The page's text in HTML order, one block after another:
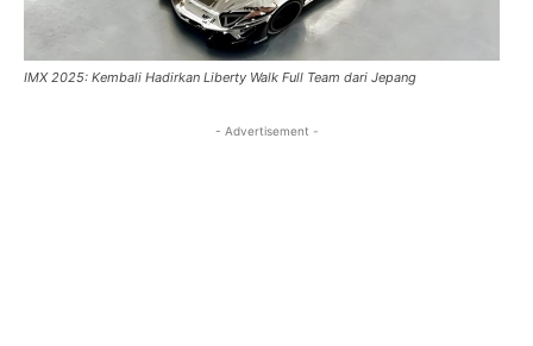
IMX 2025: Kembali Hadirkan Liberty Walk Full Team dari Jepang
- Advertisement -